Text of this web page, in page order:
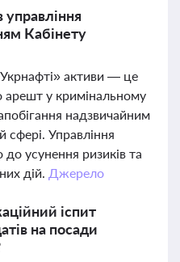
управління
Кабінету
активи — це
арешт у кримінальному
надзвичайним
сфері. Управління
усунення ризиків та
дій. Джерело
іспит
на посади